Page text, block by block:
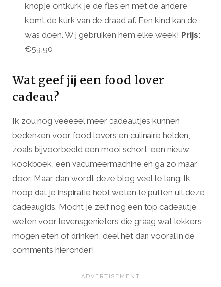
knopje ontkurk je de fles en met de andere
komt de kurk van de draad af. Een kind kan de
was doen. Wij gebruiken hem elke week! Prijs:
€59,90
Wat geef jij een food lover
cadeau?
Ik zou nog veeeeel meer cadeautjes kunnen
bedenken voor food lovers en culinaire helden,
zoals bijvoorbeeld een mooi schort, een nieuw
kookboek, een vacumeermachine en ga zo maar
door. Maar dan wordt deze blog veel te lang. Ik
hoop dat je inspiratie hebt weten te putten uit deze
cadeaugids. Mocht je zelf nog een top cadeautje
weten voor levensgenieters die graag wat lekkers
mogen eten of drinken, deel het dan vooral in de
comments hieronder!